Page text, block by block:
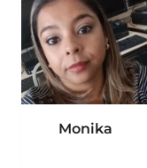
Monika